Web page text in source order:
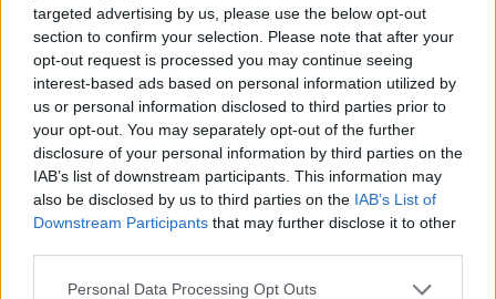
targeted advertising by us, please use the below opt-out
section to confirm your selection. Please note that after your
opt-out request is processed you may continue seeing
interest-based ads based on personal information utilized by
us or personal information disclosed to third parties prior to
your opt-out. You may separately opt-out of the further
disclosure of your personal information by third parties on the
IAB’s list of downstream participants. This information may
also be disclosed by us to third parties on the IAB’s List of
Downstream Participants that may further disclose it to other
Please note that this website/app uses one or more Google
Personal Data Processing Opt Outs
Δράση κατά της σχολικής βίας και του εκφοβισμού από
μαθητές και μαθήτριες του Πειραματικού σχολείου
Πανεπιστημίου Αθηνών στην πλατεία Συντάγματος
παιδιάμε μακιγιάζ που παραπέμπει σε